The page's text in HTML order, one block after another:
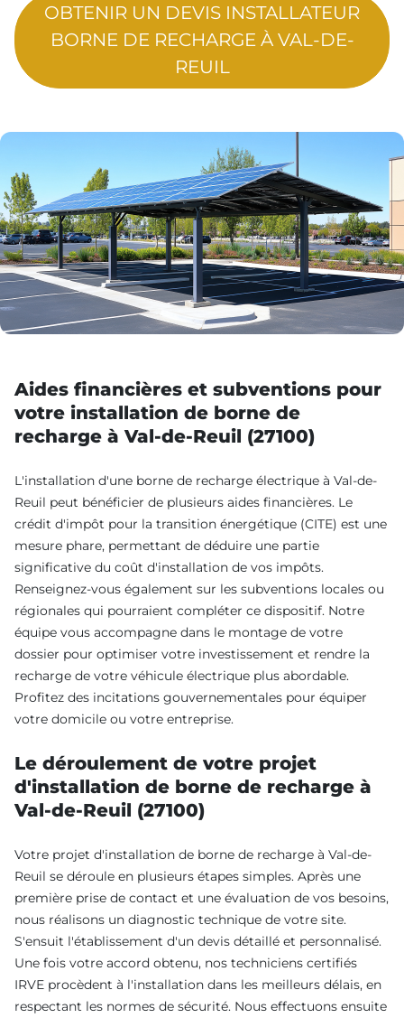
OBTENIR UN DEVIS INSTALLATEUR
BORNE DE RECHARGE À VAL-DE-
REUIL
Aides financières et subventions pour
votre installation de borne de
recharge à Val-de-Reuil (27100)
L'installation d'une borne de recharge électrique à Val-de-
Reuil peut bénéficier de plusieurs aides financières. Le
crédit d'impôt pour la transition énergétique (CITE) est une
mesure phare, permettant de déduire une partie
significative du coût d'installation de vos impôts.
Renseignez-vous également sur les subventions locales ou
régionales qui pourraient compléter ce dispositif. Notre
équipe vous accompagne dans le montage de votre
dossier pour optimiser votre investissement et rendre la
recharge de votre véhicule électrique plus abordable.
Profitez des incitations gouvernementales pour équiper
votre domicile ou votre entreprise.
Le déroulement de votre projet
d'installation de borne de recharge à
Val-de-Reuil (27100)
Votre projet d'installation de borne de recharge à Val-de-
Reuil se déroule en plusieurs étapes simples. Après une
première prise de contact et une évaluation de vos besoins,
nous réalisons un diagnostic technique de votre site.
S'ensuit l'établissement d'un devis détaillé et personnalisé.
Une fois votre accord obtenu, nos techniciens certifiés
IRVE procèdent à l'installation dans les meilleurs délais, en
respectant les normes de sécurité. Nous effectuons ensuite